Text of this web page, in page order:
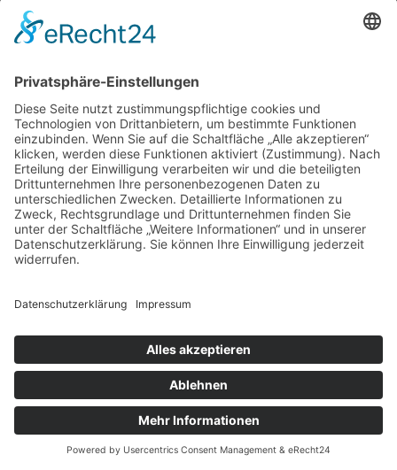
Navigierung
Leistungen
Über uns
Kontakt
Leistungen
Testament
Erbstreit
Pflichtteil
Erbrecht Kosten
Erbschaftssteuer
Vorsorgevollmacht